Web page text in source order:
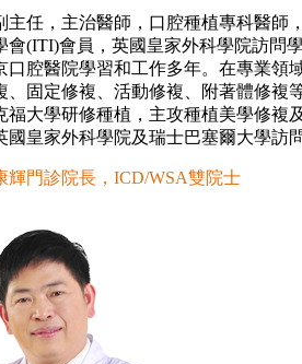
，主治醫師，口腔種植專科醫師
(ITI)會員，英國皇家外科學院訪問
腔醫院學習和工作多年。在專業領
固定修複、活動修複、附著體修複
大學研修種植，主攻種植美學修複
國皇家外科學院及瑞士巴塞爾大學訪
門診院長，ICD/WSA雙院士